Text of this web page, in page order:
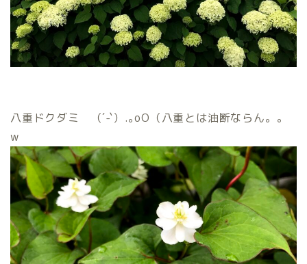
八重ドクダミ （´-`）.｡oO（八重とは油断ならん。。
w